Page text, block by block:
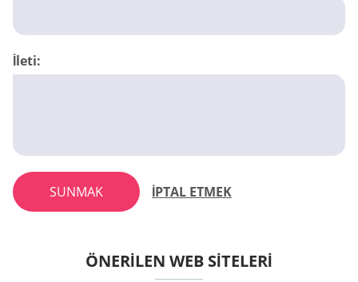
İleti:
SUNMAK İPTAL ETMEK
ÖNERILEN WEB SITELERI